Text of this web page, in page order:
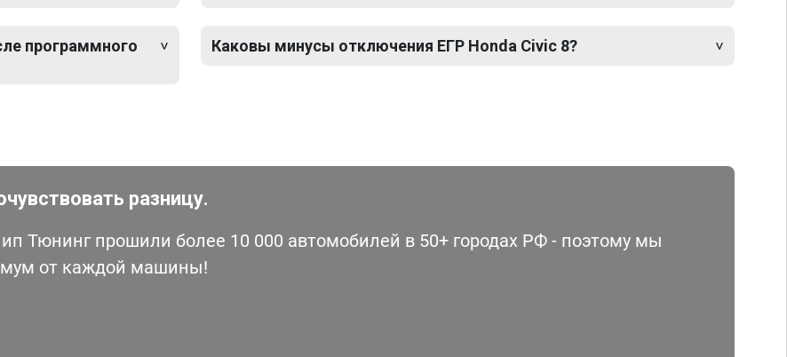
программного
Каковы минусы отключения ЕГР Honda Civic 8?
разницу.
Тюнинг прошили более 10 000 автомобилей в 50+ городах РФ - поэтому мы
от каждой машины!